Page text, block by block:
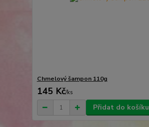
Chmelový šampon 110g
145 Kč/ks
Přidat do košíku